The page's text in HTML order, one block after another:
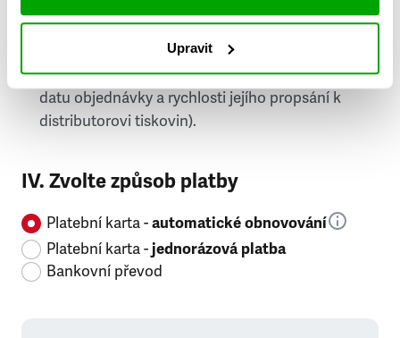
Upravit
doručování týdeníku Respekt v tištěné verzi, na
první vydání ve vaší schránce se můžete těšit
příští, nejpozději přespříští týden (v závislosti na
datu objednávky a rychlosti jejího propsání k
distributorovi tiskovin).
IV. Zvolte způsob platby
Platební karta -automatické obnovování
Platební karta -jednorázová platba
Bankovní převod